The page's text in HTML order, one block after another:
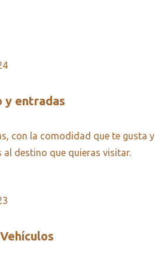
y entradas
con la comodidad que te gusta y
destino que quieras visitar.